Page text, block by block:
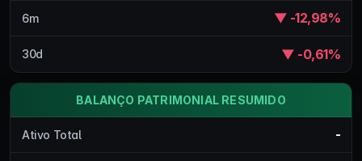
6m ▼ -12,98%
30d ▼ -0,61%
BALANÇO PATRIMONIAL RESUMIDO
Ativo Total -